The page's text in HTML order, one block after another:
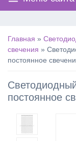
Главная »
свечения »
постоянное
постоянное